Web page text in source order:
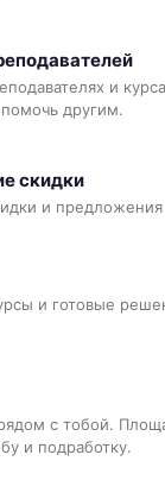
и
другим.
скидки
и
и готовые
с тобой.
и подработку.